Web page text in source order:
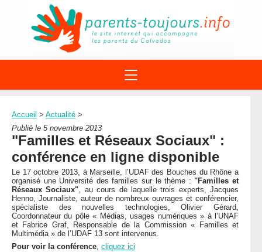
À PROPOS DU REAAP
1ÈRE VISITE
ACTUALITÉ
AGENDA
DISPOSITIFS PARENTALITÉ
SITES INTERNET
NUMÉROS VERTS
LEXIQUE
LETTRES D’INFO
MENTIONS LÉGALES
CONTACT
STRUCTURES
DOCUMENTS
FORMATIONS
Accueil > Actualité >
Publié le 5 novembre 2013
"Familles et Réseaux Sociaux" :
conférence en ligne disponible
Le 17 octobre 2013, à Marseille, l’UDAF des Bouches du Rhône a
organisé une Université des familles sur le thème :"Familles et
Réseaux Sociaux" , au cours de laquelle trois experts, Jacques
Henno, Journaliste, auteur de nombreux ouvrages et conférencier,
spécialiste des nouvelles technologies, Olivier Gérard,
Coordonnateur du pôle « Médias, usages numériques » à l’UNAF
et Fabrice Graf, Responsable de la Commission « Familles et
Multimédia » de l’UDAF 13 sont intervenus.
Pour voir la conférence, cliquez ici